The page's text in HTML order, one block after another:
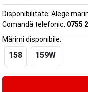
Disponibilitate: Alege
Comandă telefonic: 0755
Mărimi disponibile:
158 159W